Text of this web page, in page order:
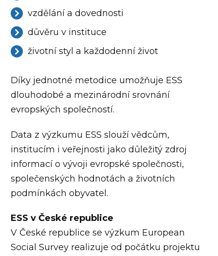
vzdělání a dovednosti
důvěru v instituce
životní styl a každodenní život
Díky jednotné metodice umožňuje ESS
dlouhodobé a mezinárodní srovnání
evropských společností.
Data z výzkumu ESS slouží vědcům,
institucím i veřejnosti jako důležitý zdroj
informací o vývoji evropské společnosti,
společenských hodnotách a životních
podmínkách obyvatel.
ESS v České republice
V České republice se výzkum European
Social Survey realizuje od počátku projektu